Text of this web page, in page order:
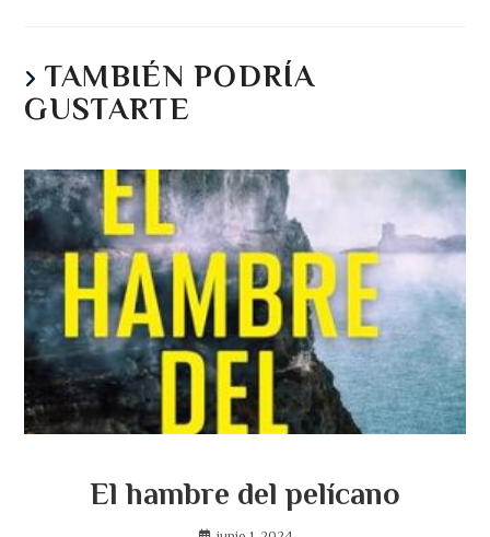
TAMBIÉN PODRÍA
GUSTARTE
El hambre del pelícano